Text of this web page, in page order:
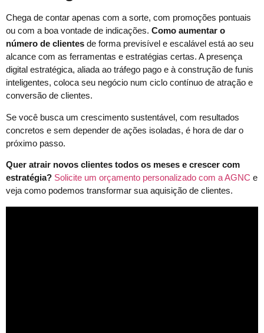
Chega de contar apenas com a sorte, com promoções pontuais
ou com a boa vontade de indicações. Como aumentar o
número de clientes de forma previsível e escalável está ao seu
alcance com as ferramentas e estratégias certas. A presença
digital estratégica, aliada ao tráfego pago e à construção de funis
inteligentes, coloca seu negócio num ciclo contínuo de atração e
conversão de clientes.
Se você busca um crescimento sustentável, com resultados
concretos e sem depender de ações isoladas, é hora de dar o
próximo passo.
Quer atrair novos clientes todos os meses e crescer com
estratégia? Solicite um orçamento personalizado com a AGNC e
veja como podemos transformar sua aquisição de clientes.